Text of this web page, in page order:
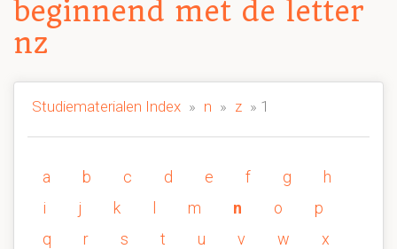
beginnend met de letter
nz
Studiematerialen Index » n » z » 1
a b c d e f g
h
i
j k m n o
p
q
r s t u v w
x